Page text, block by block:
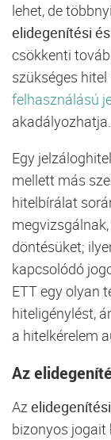
lehet, de
elidegenítési
csökkenti
szükséges hitel
felhasználású
akadályozhatja.
Egy
mellett más
hitelbírálat
döntésüket;
kapcsolódó
ETT egy olyan
hiteligénylést,
a hitelkérelem
Az
Az
bizonyos jogait